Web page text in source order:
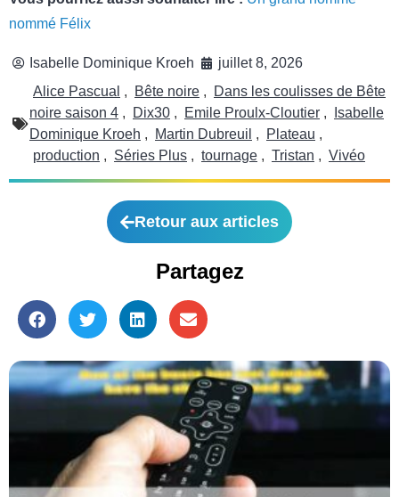
nommé Félix
Isabelle Dominique Kroeh
juillet 8, 2026
Alice Pascual , Bête noire ,
Dans les coulisses de Bête
noire saison 4 , Dix30 , Emile Proulx-Cloutier ,
Isabelle
Dominique Kroeh , Martin Dubreuil , Plateau ,
production , Séries Plus , tournage , Tristan , Vivéo
Retour aux articles
Partagez